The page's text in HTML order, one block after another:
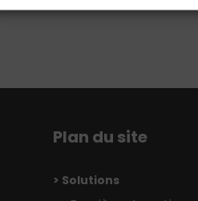
Plan du site
> Solutions